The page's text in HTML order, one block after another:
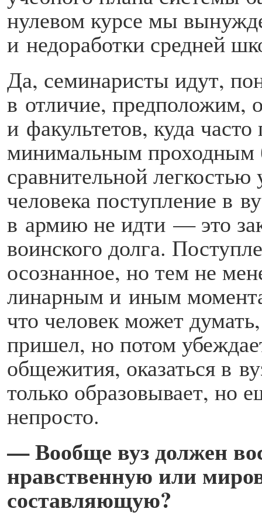
нулевом курсе мы
и недоработки средней
Да, семинаристы идут,
в отличие, предположим,
и факультетов, куда
минимальным проходным
сравнительной
человека поступление в
в армию не идти — это
воинского долга.
осознанное, но тем не
линарным и иным
что человек может
пришел, но потом
общежития, оказаться в
только образовывает, но
непросто.
— Вообще вуз должен
нравственную или
составляющую?